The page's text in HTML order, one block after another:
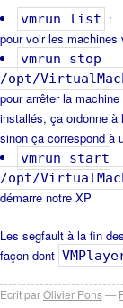
vmrun list :
pour voir les machines
vmrun stop
/opt/
pour arrêter la
installés, ça ordonne à
sinon ça correspond à
vmrun start
/opt/
démarre notre XP
Les segfault à la fin
façon dont
Ecrit parOlivier Pons